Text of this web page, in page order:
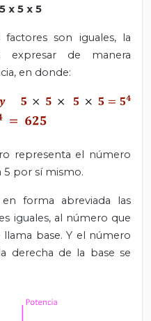
x 5 x 5
son iguales, la
expresar de manera
en donde:
representa el número
5 por sí mismo.
forma abreviada las
iguales, al número que
base. Y el número
derecha de la base se